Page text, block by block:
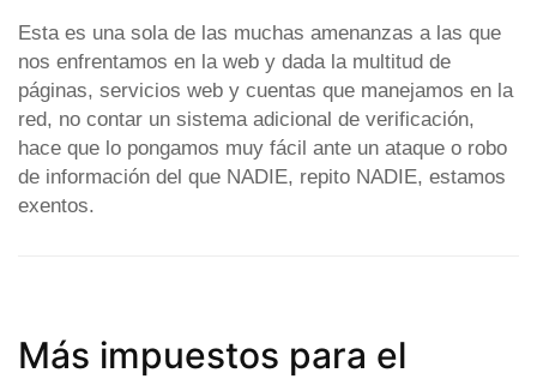
Esta es una sola de las muchas amenanzas a las que
nos enfrentamos en la web y dada la multitud de
páginas, servicios web y cuentas que manejamos en la
red, no contar un sistema adicional de verificación,
hace que lo pongamos muy fácil ante un ataque o robo
de información del que NADIE, repito NADIE, estamos
exentos.
Más impuestos para el